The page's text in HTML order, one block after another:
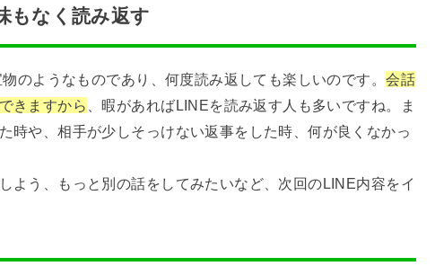
もなく読み返す
のようなものであり、何度読み返しても楽しいのです。会話
きますから
、暇があればLINEを読み返す人も多いですね。ま
時や、相手が少しそっけない返事をした時、何が良くなかっ
よう、もっと別の話をしてみたいなど、次回のLINE内容をイ